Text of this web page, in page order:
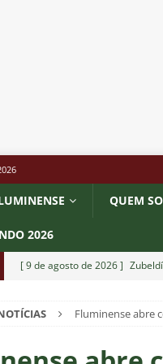
QUEM
2026
[ 9 de agosto de 2026 ]
[ 8 de agosto de 2026 ] Ganso
outro clube no Brasileirão 2026
Fluminense abre